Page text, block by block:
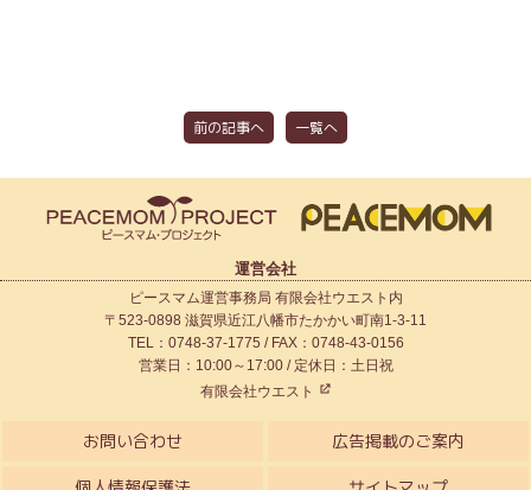
前の記事へ 一覧へ
運営会社
ピースマム運営事務局 有限会社ウエスト内
〒523-0898 滋賀県近江八幡市たかかい町南1-3-11
TEL：0748-37-1775 / FAX：0748-43-0156
営業日：10:00～17:00 / 定休日：土日祝
有限会社ウエスト
お問い合わせ 広告掲載のご案内